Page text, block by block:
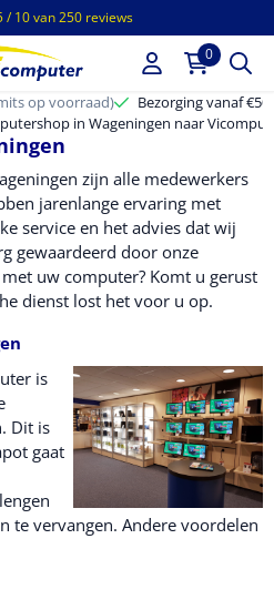
Kies instellingen of sta alle
/ 10van250reviews
0
op voorraad)
Bezorging vanaf
in Wageningen naar
zijn alle medewerkers
jarenlange ervaring met
service en het advies dat wij
gewaardeerd door onze
uw computer? Komt u gerust
dienst lost het voor u op.
is
Dit is
gaat
te vervangen. Andere voordelen